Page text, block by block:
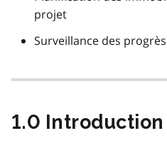
projet
Surveillance des
1.0 Introduction